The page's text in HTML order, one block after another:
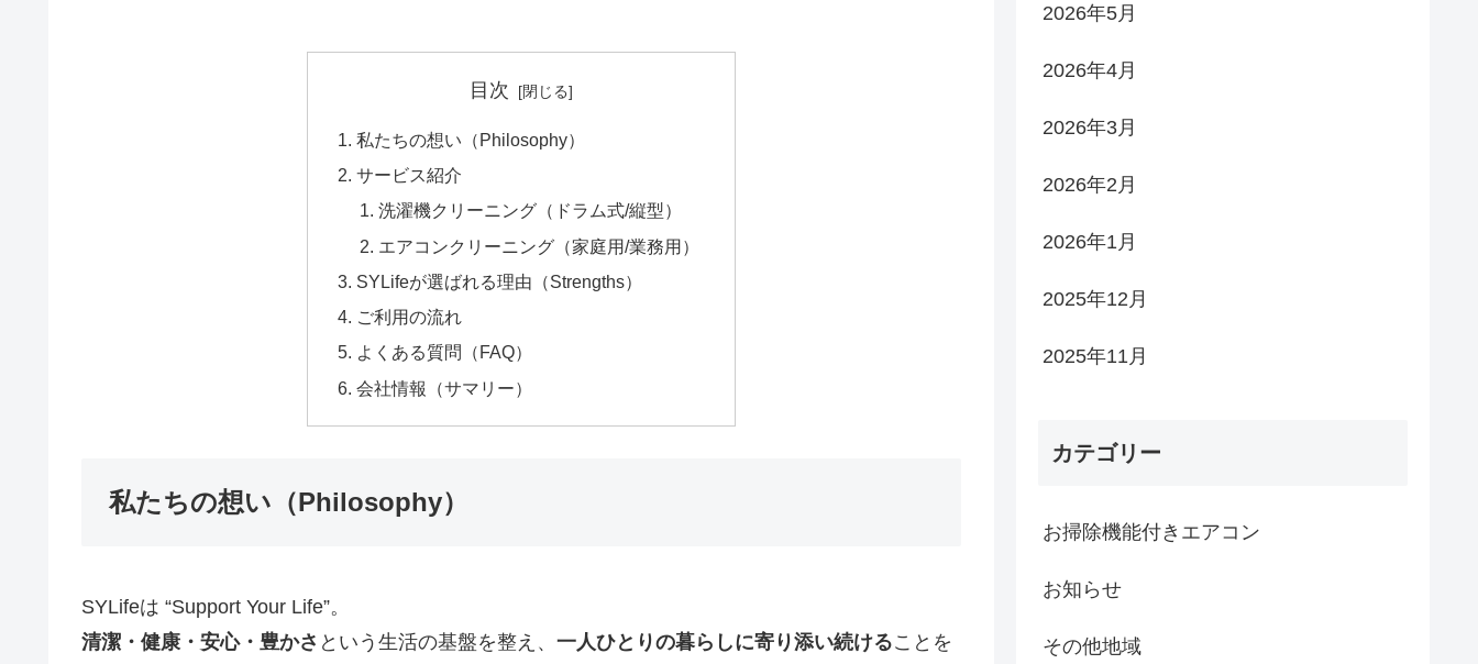
目次
私たちの想い（Philosophy）
サービス紹介
洗濯機クリーニング（ドラム式/縦型）
エアコンクリーニング（家庭用/業務用）
SYLifeが選ばれる理由（Strengths）
ご利用の流れ
よくある質問（FAQ）
会社情報（サマリー）
私たちの想い（Philosophy）
SYLifeは “Support Your Life”。
清潔・健康・安心・豊かさ という生活の基盤を整え、 一人ひとりの暮らしに寄り添い続けることを
2026年5月
2026年4月
2026年3月
2026年2月
2026年1月
2025年12月
2025年11月
カテゴリー
お掃除機能付きエアコン
お知らせ
その他地域